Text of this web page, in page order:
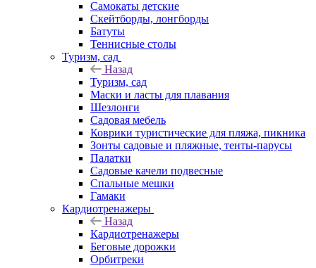
Самокаты детские
Скейтборды, лонгборды
Батуты
Теннисные столы
Туризм, сад
Назад
Туризм, сад
Маски и ласты для плавания
Шезлонги
Садовая мебель
Коврики туристические для пляжа, пикника
Зонты садовые и пляжные, тенты-парусы
Палатки
Садовые качели подвесные
Спальные мешки
Гамаки
Кардиотренажеры
Назад
Кардиотренажеры
Беговые дорожки
Орбитреки